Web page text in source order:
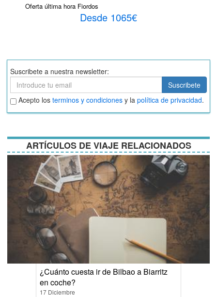
Oferta última hora Fiordos
Desde 1065€
Suscribete a nuestra newsletter:
Suscribete
Suscribete
Aceptar
términos
y
Acepto los terminos y condiciones y la política de privacidad.
ARTÍCULOS DE VIAJE RELACIONADOS
¿Cuánto cuesta ir de Bilbao a Biarritz
en coche?
17 Diciembre